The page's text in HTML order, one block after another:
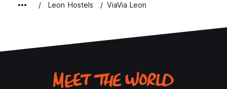
Leon Hostels ViaVia Leon